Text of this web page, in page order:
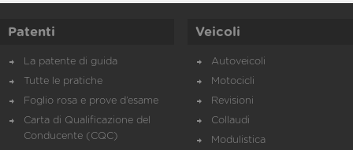
Patenti
La patente di guida
Tutte le pratiche
Foglio rosa e prove d’esame
Carta di Qualificazione del
Conducente (CQC)
Veicoli
Autoveicoli
Motocicli
Revisioni
Collaudi
Modulistica